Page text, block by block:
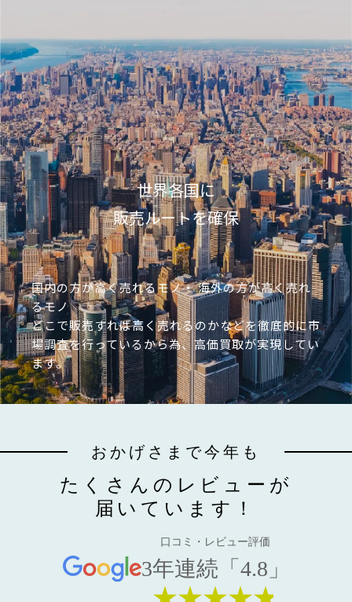
世界各国に
販売ルートを確保
国内の方が高く売れるモノ・ 海外の方が高く売れ
るモノ
どこで販売すれば高く売れるのかなどを徹底的に市
場調査を行っているから為、高価買取が実現してい
ます。
おかげさまで今年も
たくさんのレビューが
届いています！
口コミ・レビュー評価
3年連続「4.8」